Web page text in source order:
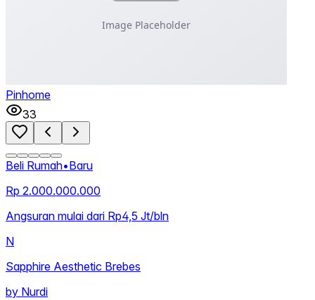
Pinhome
33
Beli Rumah•Baru
Rp 2.000.000.000
Angsuran mulai dari Rp4,5 Jt/bln
N
Sapphire Aesthetic Brebes
by Nurdi